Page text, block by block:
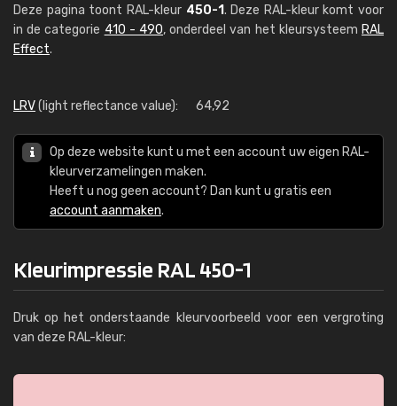
Deze pagina toont RAL-kleur 450-1. Deze RAL-kleur komt voor
in de categorie 410 - 490, onderdeel van het kleursysteem RAL
Effect.
LRV(light reflectance value): 64,92
Op deze website kunt u met een account uw eigen RAL-
kleurverzamelingen maken.
Heeft u nog geen account? Dan kunt u gratis een
account aanmaken.
Kleurimpressie RAL 450-1
Druk op het onderstaande kleurvoorbeeld voor een vergroting
van deze RAL-kleur: